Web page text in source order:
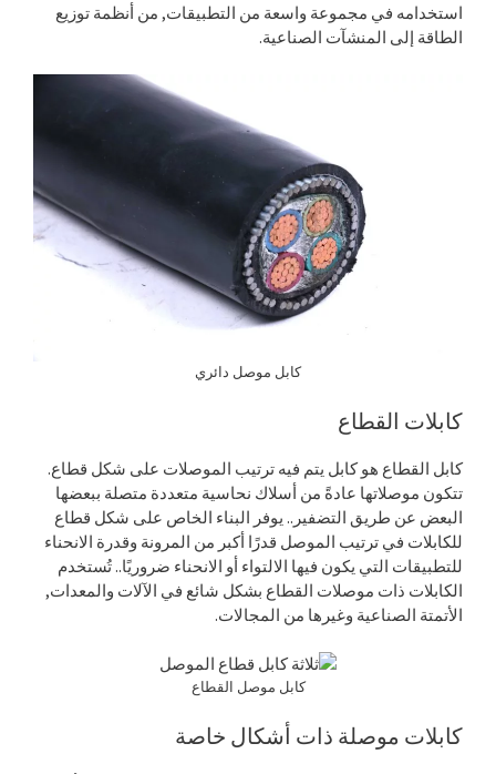
استخدامه في مجموعة واسعة من التطبيقات, من أنظمة توزيع
الطاقة إلى المنشآت الصناعية.
كابل موصل دائري
كابلات القطاع
كابل القطاع هو كابل يتم فيه ترتيب الموصلات على شكل قطاع.
تتكون موصلاتها عادةً من أسلاك نحاسية متعددة متصلة ببعضها
البعض عن طريق التضفير.. يوفر البناء الخاص على شكل قطاع
للكابلات في ترتيب الموصل قدرًا أكبر من المرونة وقدرة الانحناء
للتطبيقات التي يكون فيها الالتواء أو الانحناء ضروريًا.. تُستخدم
الكابلات ذات موصلات القطاع بشكل شائع في الآلات والمعدات,
الأتمتة الصناعية وغيرها من المجالات.
كابل موصل القطاع
كابلات موصلة ذات أشكال خاصة